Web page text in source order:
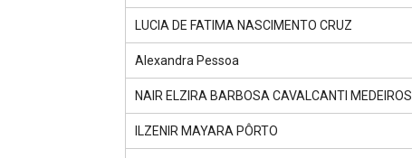
LUCIA DE FATIMA NASCIMENTO CRUZ
Alexandra Pessoa
NAIR ELZIRA BARBOSA CAVALCANTI MEDEIROS
ILZENIR MAYARA PÔRTO